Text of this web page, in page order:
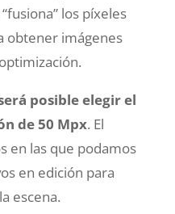
los píxeles
obtener imágenes
posible elegir el
de 50 Mpx. El
en las que podamos
en edición para
escena.